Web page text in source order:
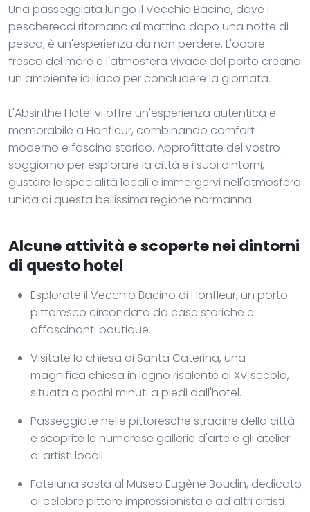
Una passeggiata lungo il Vecchio Bacino, dove i
pescherecci ritornano al mattino dopo una notte di
pesca, è un'esperienza da non perdere. L'odore
fresco del mare e l'atmosfera vivace del porto creano
un ambiente idilliaco per concludere la giornata.
L'Absinthe Hotel vi offre un'esperienza autentica e
memorabile a Honfleur, combinando comfort
moderno e fascino storico. Approfittate del vostro
soggiorno per esplorare la città e i suoi dintorni,
gustare le specialità locali e immergervi nell'atmosfera
unica di questa bellissima regione normanna.
Alcune attività e scoperte nei dintorni
di questo hotel
Esplorate il Vecchio Bacino di Honfleur, un porto
pittoresco circondato da case storiche e
affascinanti boutique.
Visitate la chiesa di Santa Caterina, una
magnifica chiesa in legno risalente al XV secolo,
situata a pochi minuti a piedi dall'hotel.
Passeggiate nelle pittoresche stradine della città
e scoprite le numerose gallerie d'arte e gli atelier
di artisti locali.
Fate una sosta al Museo Eugène Boudin, dedicato
al celebre pittore impressionista e ad altri artisti